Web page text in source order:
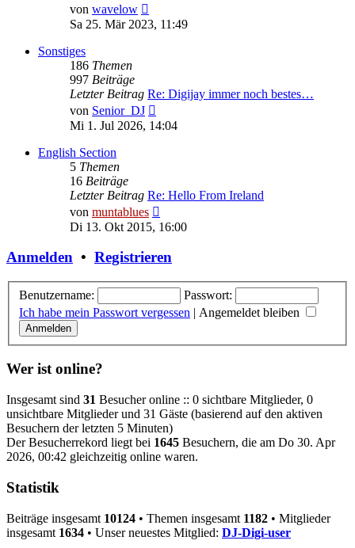
von wavelow
Beitrag
Sa 25. Mär 2023, 11:49
Sonstiges
186 Themen
997 Beiträge
Letzter Beitrag Re: Digijay immer noch bestes…
von Senior_DJ
Beitrag
Mi 1. Jul 2026, 14:04
English Section
5 Themen
16 Beiträge
Letzter Beitrag Re: Hello From Ireland
von muntablues
Beitrag
Di 13. Okt 2015, 16:00
Anmelden • Registrieren
Benutzername:
Passwort:
Ich habe mein Passwort vergessen | Angemeldet bleiben
Wer ist online?
Insgesamt sind 31 Besucher online :: 0 sichtbare Mitglieder, 0
unsichtbare Mitglieder und 31 Gäste (basierend auf den aktiven
Besuchern der letzten 5 Minuten)
Der Besucherrekord liegt bei 1645 Besuchern, die am Do 30. Apr
2026, 00:42 gleichzeitig online waren.
Statistik
Beiträge insgesamt 10124 • Themen insgesamt 1182 • Mitglieder
insgesamt 1634 • Unser neuestes Mitglied: DJ-Digi-user